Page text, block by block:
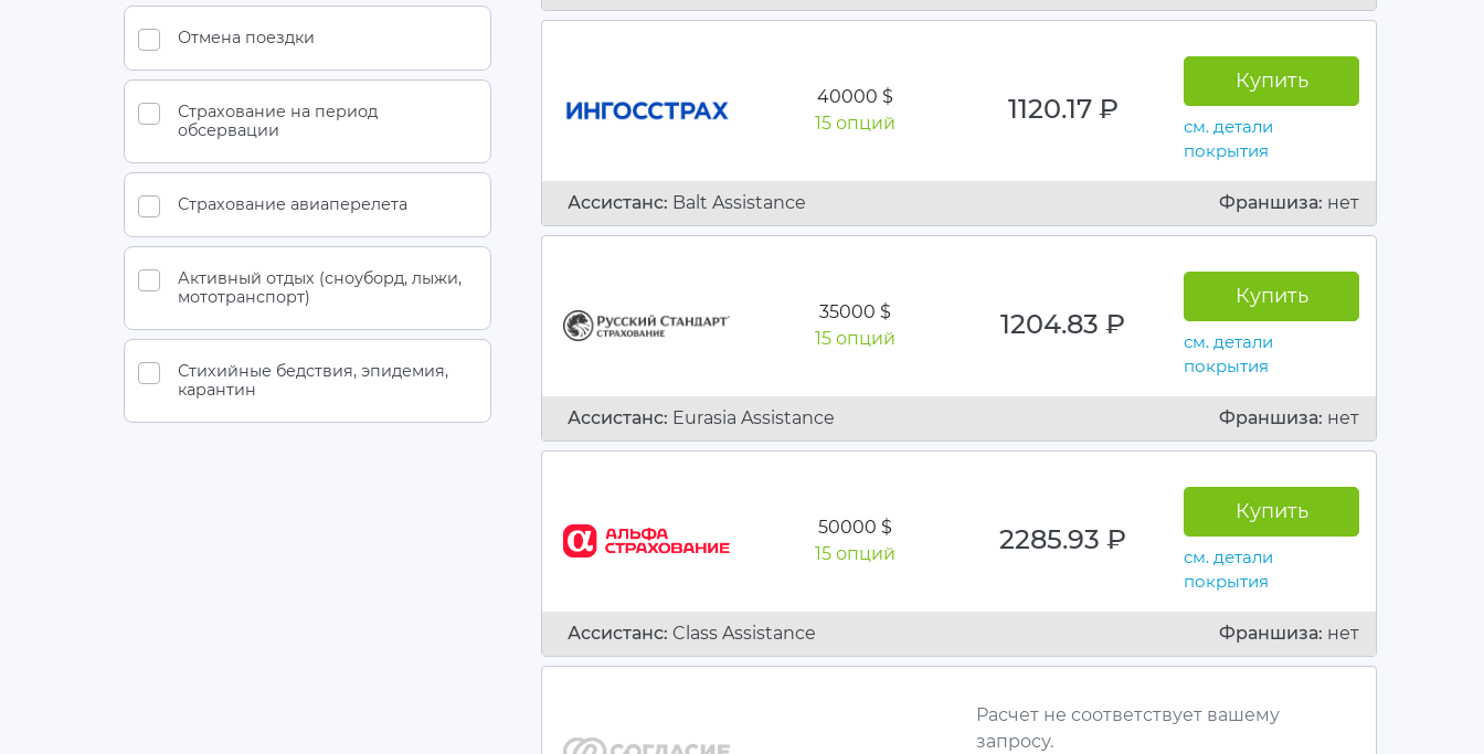
Отмена поездки
Страхование на период
обсервации
Страхование авиаперелета
Активный отдых (сноуборд, лыжи,
мототранспорт)
Стихийные бедствия, эпидемия,
карантин
40000 $
15 опций
1120.17 руб.
Купить
см. детали
покрытия
Ассистанc: Balt Assistance Франшиза: нет
35000 $
15 опций
1204.83руб.
Купить
см. детали
покрытия
Ассистанc: Eurasia Assistance Франшиза: нет
50000 $
15 опций
2285.93руб.
Купить
см. детали
покрытия
Ассистанc: Class Assistance Франшиза: нет
Расчет не соответствует вашему
запросу.